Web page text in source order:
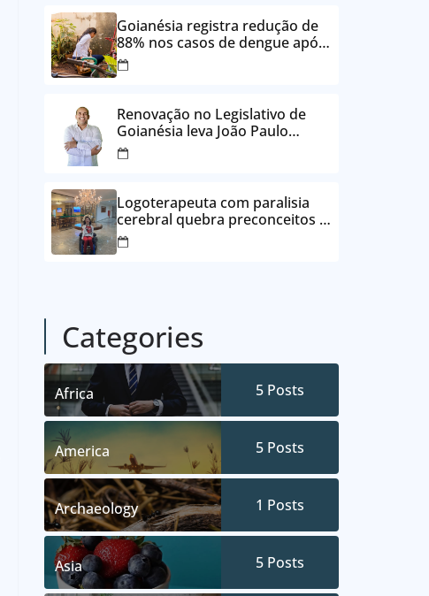
Goianésia registra redução de
88% nos casos de dengue após
ações de prevenção da
Prefeitura
Renovação no Legislativo de
Goianésia leva João Paulo
Batista à Câmara Municipal
Logoterapeuta com paralisia
cerebral quebra preconceitos e
ajuda pacientes a reencontrar
propósito em Goianésia
Categories
Africa 5 Posts
America 5 Posts
Archaeology 1 Posts
Asia 5 Posts